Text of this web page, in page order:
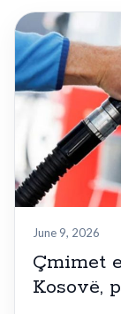
June 9, 2026
Çmimet
Kosovë,